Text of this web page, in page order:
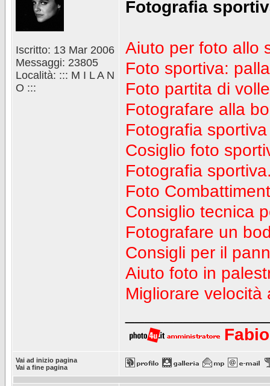
Iscritto: 13 Mar 2006
Messaggi: 23805
Località: ::: M I L A N
O :::
Fotografia
Aiuto per foto allo
Foto sportiva:
Foto partita di
Fotografare alla
Fotografia sportiva
Cosiglio foto
Fotografia
Foto
Consiglio tecnica
Fotografare un
Consigli per il
Aiuto foto in
Migliorare velocità
Fabio
Vai ad inizio pagina
Vai a fine pagina